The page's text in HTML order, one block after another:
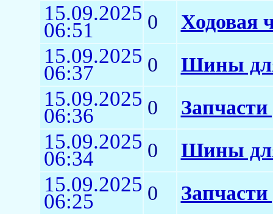
15.09.2025
06:51 0 Ходовая
15.09.2025
06:37 0 Шины
15.09.2025
06:36 0
15.09.2025
06:34 0 Шины
15.09.2025
06:25 0